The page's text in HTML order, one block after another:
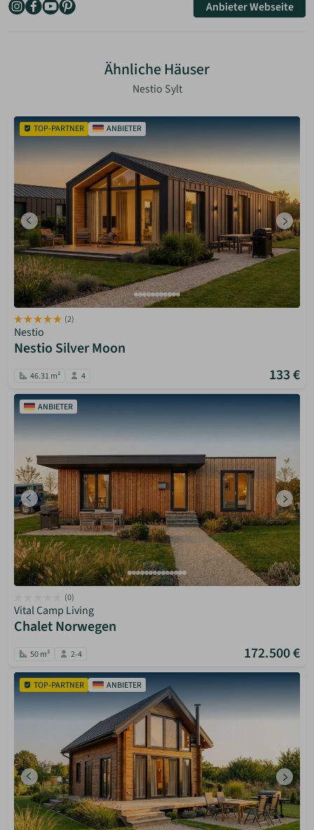
Anbieter Webseite
Ähnliche Häuser
Nestio Sylt
TOP-PARTNER ANBIETER
(2)
Nestio
Nestio Silver Moon
46.31 m² 4 133 €
ANBIETER
(0)
Vital Camp Living
Chalet Norwegen
50 m² 2-4 172.500 €
TOP-PARTNER ANBIETER